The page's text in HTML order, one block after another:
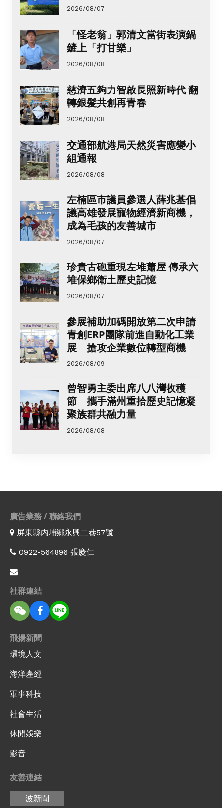
2026/08/07
「怪老翁」郭清文當街表演鍋
鏟上「打甘樂」
2026/08/08
慈濟五夠力智啟長照新時代 翻
轉銀髮共創再青春
2026/08/08
交通部航港局天然災害應變小
組通報
2026/08/08
左楠區市議員參選人薛兆基倡
議高雄發展寵物經濟新商機，
成為毛孩的友善城市
2026/08/07
珍貴古砲重現左堆蕭屋 傳承六
堆保鄉衛土歷史記憶
2026/08/07
參展補助加碼開放第二次申請
青創ERP團隊前進自動化工業
展 搶攻企業數位轉型商機
2026/08/09
曾智勇主委出席八八灣收穫
節 攜手滿州重拾歷史記憶凝
聚族群共融力量
2026/08/08
廣告業務 / 聯絡我們
屏東縣內埔鄉永興二巷57號
0922-564896 張慶仁
社群連結
飛揚新聞
環境人文
海洋產經
軍事科技
社會生活
休閒娛樂
影音
友善連結
波新聞